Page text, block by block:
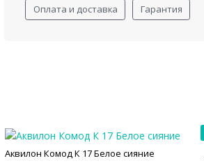
Оплата и доставка Гарантия
Аквилон Комод К 17 Белое сияние